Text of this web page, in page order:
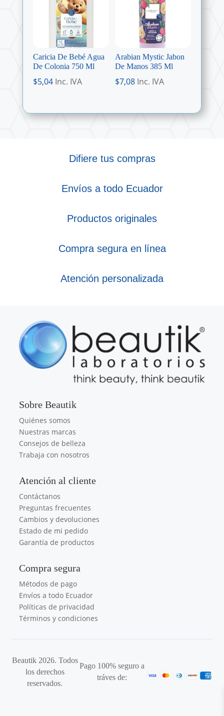
Caricia De Bebé Agua
De Colonia 750 Ml
$5,04 Inc. IVA
Arabian Mystic Jabon
De Manos 385 Ml
$7,08 Inc. IVA
Difiere tus compras
Envíos a todo Ecuador
Productos originales
Compra segura en línea
Atención personalizada
Sobre Beautik
Quiénes somos
Nuestras marcas
Consejos de belleza
Trabaja con nosotros
Atención al cliente
Contáctanos
Preguntas frecuentes
Cambios y devoluciones
Estado de mi pedido
Garantía de productos
Compra segura
Métodos de pago
Envíos a todo Ecuador
Políticas de privacidad
Términos y condiciones
Beautik 2026. Todos
los derechos
reservados.
Pago 100% seguro a
tráves de: